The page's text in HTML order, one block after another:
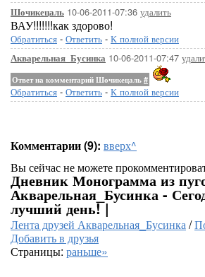
Шочикецаль 10-06-2011-07:36 удалить
ВАУ!!!!!!!как здорово!
Обратиться - Ответить - К полной версии
Акварельная_Бусинка 10-06-2011-07:47
Ответ на комментарий Шочикецаль #
Обратиться - Ответить - К полной версии
Комментарии (9): вверх^
Вы сейчас не можете
Дневник Монограмма из
Акварельная_Бусинка -
лучший день! |
Лента друзей Акварельная_Бусинка/
Добавить в друзья
Страницы: раньше»